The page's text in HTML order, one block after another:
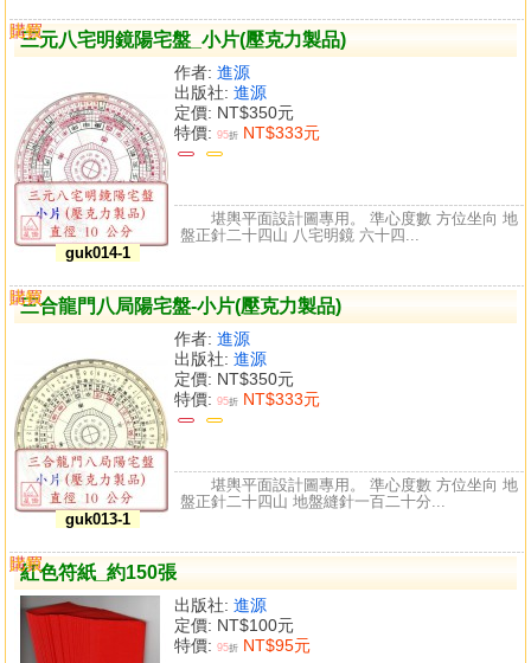
三元八宅明鏡陽宅盤_小片(壓克力製品)
guk014-1
作者: 進源
出版社: 進源
定價: NT$350元
特價: 95折 NT$333元
購買
比較
堪輿平面設計圖專用。 準心度數 方位坐向 地
盤正針二十四山 八宅明鏡 六十四...
三合龍門八局陽宅盤-小片(壓克力製品)
guk013-1
作者: 進源
出版社: 進源
定價: NT$350元
特價: 95折 NT$333元
購買
比較
堪輿平面設計圖專用。 準心度數 方位坐向 地
盤正針二十四山 地盤縫針一百二十分...
紅色符紙_約150張
出版社: 進源
定價: NT$100元
特價: 95折 NT$95元
購買
比較